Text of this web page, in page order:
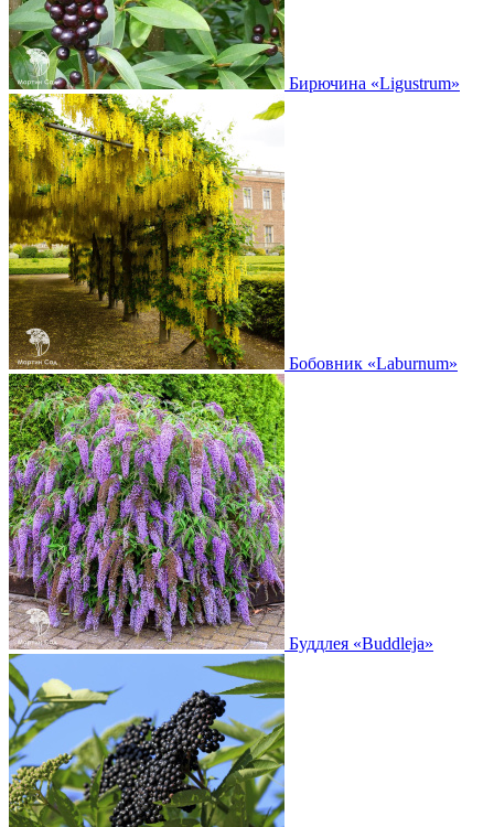
Бирючина «Ligustrum»
Бобовник «Laburnum»
Буддлея «Buddleja»